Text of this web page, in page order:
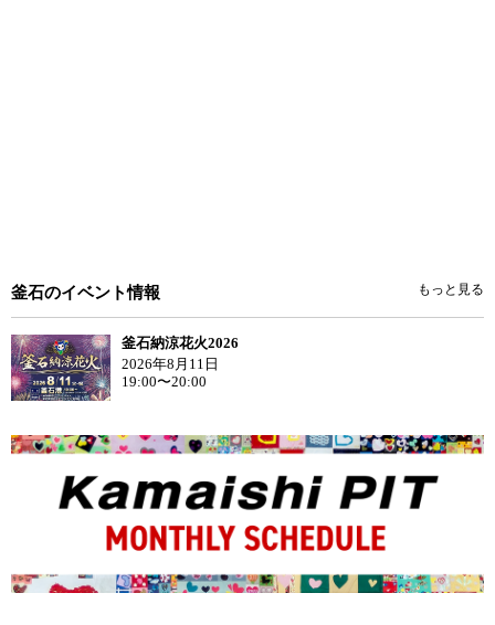
釜石のイベント情報 もっと見る
釜石納涼花火2026
2026年8月11日
19:00〜20:00